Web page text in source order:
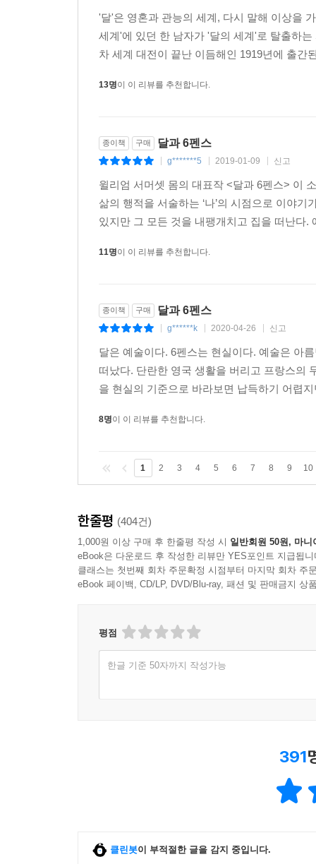
'달'은 영혼과 관능의 세계, 다시 말해 이상을
세계'에 있던 한 남자가 '달의 세계'로 탈출하
차 세계 대전이 끝난 이듬해인 1919년에 출
13명이 이 리뷰를 추천합니다.
종이책 구매 달과 6펜스
g*******5 2019-01-09 신고
윌리엄 서머셋 몸의 대표작 <달과 6펜스> 이
삶의 행적을 서술하는 ‘나’의 시점으로 이야
있지만 그 모든 것을 내팽개치고 집을 떠난다
11명이 이 리뷰를 추천합니다.
종이책 구매 달과 6펜스
g******k 2020-04-26 신고
달은 예술이다. 6펜스는 현실이다. 예술은 아
떠났다. 단란한 영국 생활을 버리고 프랑스의
을 현실의 기준으로 바라보면 납득하기 어렵
8명이 이 리뷰를 추천합니다.
1 2 3 4 5 6 7 8 9 10
한줄평 (404건)
1,000원 이상 구매 후 한줄평 작성 시 일반회원 50원, 마니
eBook은 다운로드 후 작성한 리뷰만 YES포인트 지급됩니
클래스는 첫번째 회차 주문확정 시점부터 마지막 회차 주
eBook 페이백, CD/LP, DVD/Blu-ray, 패션 및 판매금지 상
평점
한글 기준 50자까지 작성가능
391
클린봇이 부적절한 글을 감지 중입니다.